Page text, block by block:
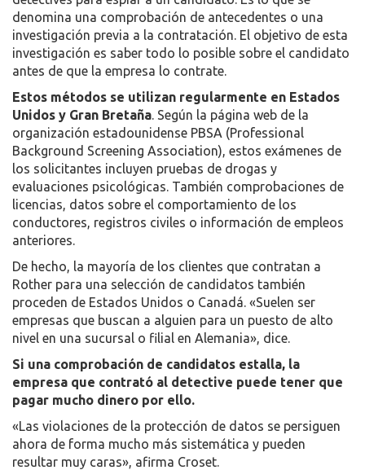
denomina una comprobación de antecedentes o una
investigación previa a la contratación. El objetivo de esta
investigación es saber todo lo posible sobre el candidato
antes de que la empresa lo contrate.
Estos métodos se utilizan regularmente en Estados
Unidos y Gran Bretaña. Según la página web de la
organización estadounidense PBSA (Professional
Background Screening Association), estos exámenes de
los solicitantes incluyen pruebas de drogas y
evaluaciones psicológicas. También comprobaciones de
licencias, datos sobre el comportamiento de los
conductores, registros civiles o información de empleos
anteriores.
De hecho, la mayoría de los clientes que contratan a
Rother para una selección de candidatos también
proceden de Estados Unidos o Canadá. «Suelen ser
empresas que buscan a alguien para un puesto de alto
nivel en una sucursal o filial en Alemania», dice.
Si una comprobación de candidatos estalla, la
empresa que contrató al detective puede tener que
pagar mucho dinero por ello.
«Las violaciones de la protección de datos se persiguen
ahora de forma mucho más sistemática y pueden
resultar muy caras», afirma Croset.